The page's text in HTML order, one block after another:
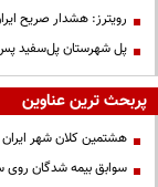
رویترز: هشدار صریح
پل شهرستان پل‌سفید پس از ۲۵ سال به مرحله
پربحث ترین عناوین
هشتمین کلان شهر
سوابق بیمه شدگان روی